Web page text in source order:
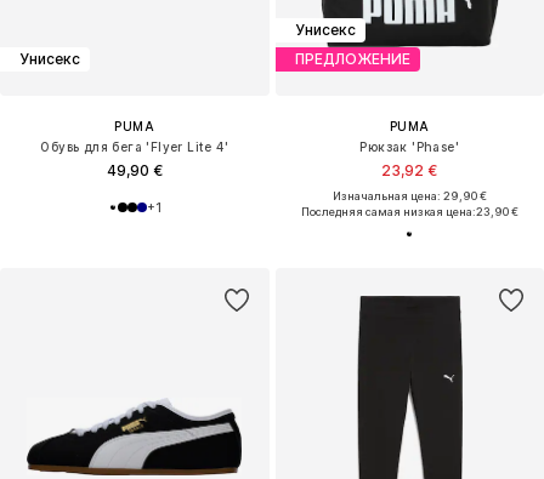
Унисекс
PUMA
Обувь для бега 'Flyer Lite 4'
49,90 €
+1
Унисекс
ПРЕДЛОЖЕНИЕ
PUMA
Рюкзак 'Phase'
23,92 €
Изначальная цена: 29,90 €
Последняя самая низкая цена:23,90 €